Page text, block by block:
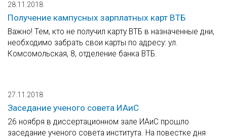
28.11.2018
Получение кампусных зарплатных карт ВТБ
Важно! Тем, кто не получил карту ВТБ в назначенные дни,
необходимо забрать свои карты по адресу: ул.
Комсомольская, 8, отделение банка ВТБ.
27.11.2018
Заседание ученого совета ИАиС
26 ноября в диссертационном зале ИАиС прошло
заседание ученого совета института. На повестке дня